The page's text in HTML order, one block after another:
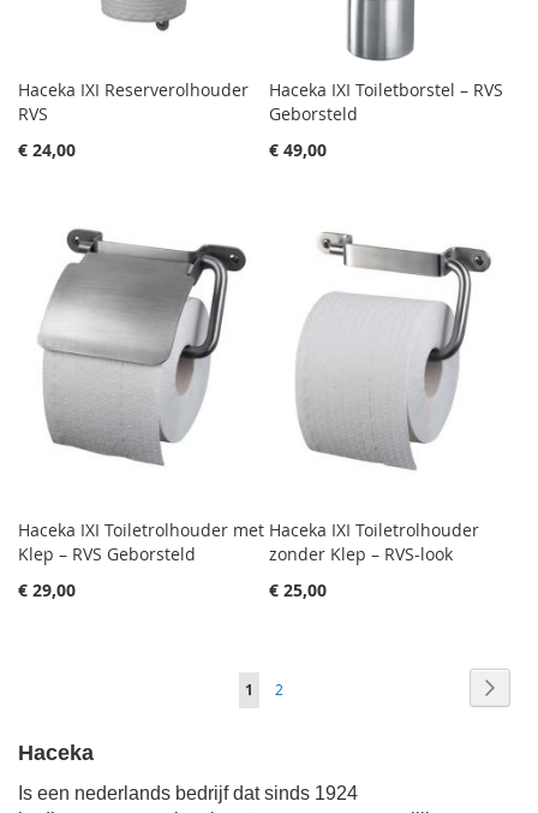
Haceka IXI Reserverolhouder
RVS
€ 24,00
Haceka IXI Toiletborstel – RVS
Geborsteld
€ 49,00
Haceka IXI Toiletrolhouder met
Klep – RVS Geborsteld
€ 29,00
Haceka IXI Toiletrolhouder
zonder Klep – RVS-look
€ 25,00
Pagina
Je
pagina
1 Pagina
2
Haceka
Is een nederlands bedrijf dat sinds 1924